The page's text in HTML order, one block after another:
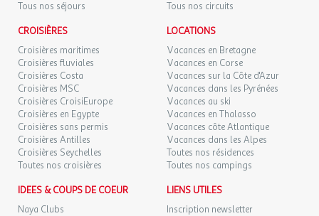
Nombre d'emplacements : 117 emplacements
Nombre d'hébergement : 18 hébergements
Services
Divers
Connexion wifi : Wifi gratuit dans tout l'établissement
Laverie : Payante
Commerces & Restauration
Tous nos séjours
Tous nos circuits
CROISIÈRES
Croisières maritimes
Croisières fluviales
Croisières Costa
Croisières MSC
Croisières CroisiEurope
Croisières en Egypte
Croisières sans permis
Croisières Antilles
Croisières Seychelles
Toutes nos croisières
LOCATIONS
Vacances en Bretagne
Vacances en Corse
Vacances sur la Côte d'Azur
Vacances dans les Pyrénées
Vacances au ski
Vacances en Thalasso
Vacances côte Atlantique
Vacances dans les Alpes
Toutes nos résidences
Toutes nos campings
IDEES & COUPS DE COEUR
Naya Clubs
LIENS UTILES
Inscription newsletter